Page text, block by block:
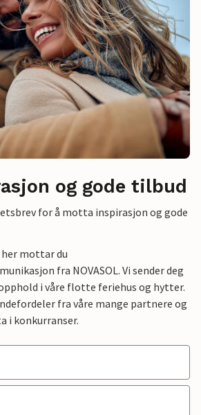
og gode tilbud
for å motta inspirasjon og gode
mottar du
fra NOVASOL. Vi sender deg
i våre flotte feriehus og hytter.
fra våre mange partnere og
i konkurranser.